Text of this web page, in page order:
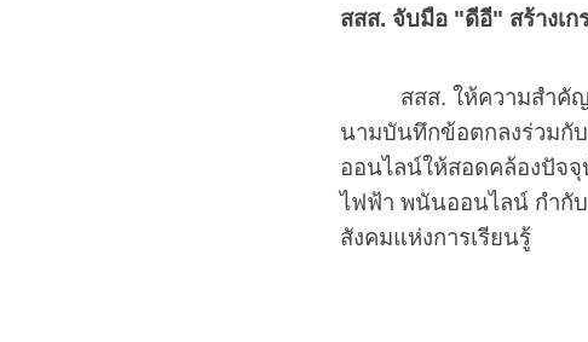
สสส. จับมือ "ดีอี" สร้างเ
สสส. ให้ความสำคัญใน
นามบันทึกข้อตกลงร่วมกับ
ออนไลน์ให้สอดคล้องปัจ
ไฟฟ้า พนันออนไลน์ กำกั
สังคมแห่งการเรียนรู้